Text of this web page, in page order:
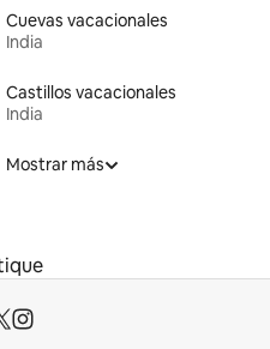
Cuevas vacacionales
India
Castillos vacacionales
India
Mostrar más